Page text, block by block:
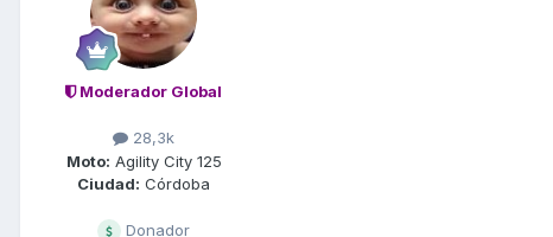
Moderador Global
28,3k
Moto: Agility City 125
Ciudad: Córdoba
Donador